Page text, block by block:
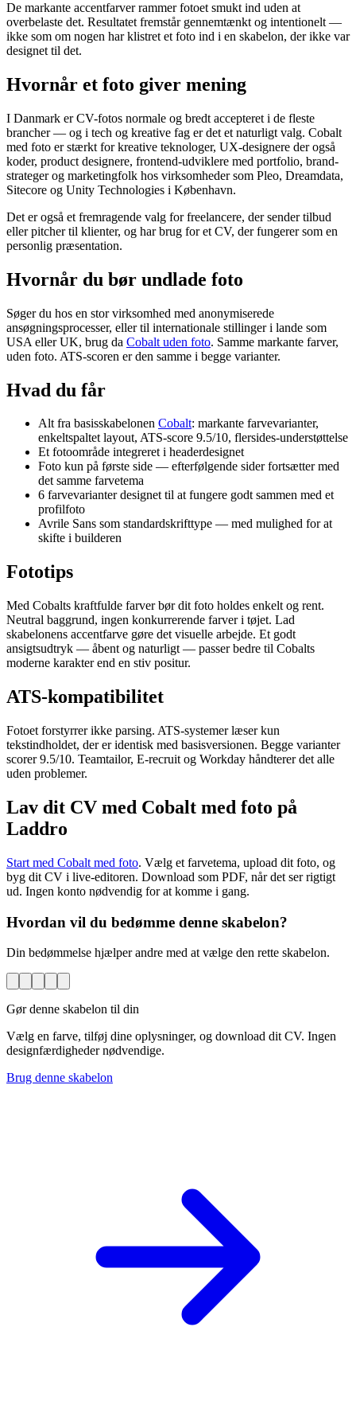
De markante accentfarver rammer fotoet smukt ind uden at
overbelaste det. Resultatet fremstår gennemtænkt og intentionelt —
ikke som om nogen har klistret et foto ind i en skabelon, der ikke var
designet til det.
Hvornår et foto giver mening
I Danmark er CV-fotos normale og bredt accepteret i de fleste
brancher — og i tech og kreative fag er det et naturligt valg. Cobalt
med foto er stærkt for kreative teknologer, UX-designere der også
koder, product designere, frontend-udviklere med portfolio, brand-
strateger og marketingfolk hos virksomheder som Pleo, Dreamdata,
Sitecore og Unity Technologies i København.
Det er også et fremragende valg for freelancere, der sender tilbud
eller pitcher til klienter, og har brug for et CV, der fungerer som en
personlig præsentation.
Hvornår du bør undlade foto
Søger du hos en stor virksomhed med anonymiserede
ansøgningsprocesser, eller til internationale stillinger i lande som
USA eller UK, brug da Cobalt uden foto. Samme markante farver,
uden foto. ATS-scoren er den samme i begge varianter.
Hvad du får
Alt fra basisskabelonen Cobalt: markante farvevarianter,
enkeltspaltet layout, ATS-score 9.5/10, flersides-understøttelse
Et fotoområde integreret i headerdesignet
Foto kun på første side — efterfølgende sider fortsætter med
det samme farvetema
6 farvevarianter designet til at fungere godt sammen med et
profilfoto
Avrile Sans som standardskrifttype — med mulighed for at
skifte i builderen
Fototips
Med Cobalts kraftfulde farver bør dit foto holdes enkelt og rent.
Neutral baggrund, ingen konkurrerende farver i tøjet. Lad
skabelonens accentfarve gøre det visuelle arbejde. Et godt
ansigtsudtryk — åbent og naturligt — passer bedre til Cobalts
moderne karakter end en stiv positur.
ATS-kompatibilitet
Fotoet forstyrrer ikke parsing. ATS-systemer læser kun
tekstindholdet, der er identisk med basisversionen. Begge varianter
scorer 9.5/10. Teamtailor, E-recruit og Workday håndterer det alle
uden problemer.
Lav dit CV med Cobalt med foto på
Laddro
Start med Cobalt med foto. Vælg et farvetema, upload dit foto, og
byg dit CV i live-editoren. Download som PDF, når det ser rigtigt
ud. Ingen konto nødvendig for at komme i gang.
Hvordan vil du bedømme denne skabelon?
Din bedømmelse hjælper andre med at vælge den rette skabelon.
Gør denne skabelon til din
Vælg en farve, tilføj dine oplysninger, og download dit CV. Ingen
designfærdigheder nødvendige.
Brug denne skabelon